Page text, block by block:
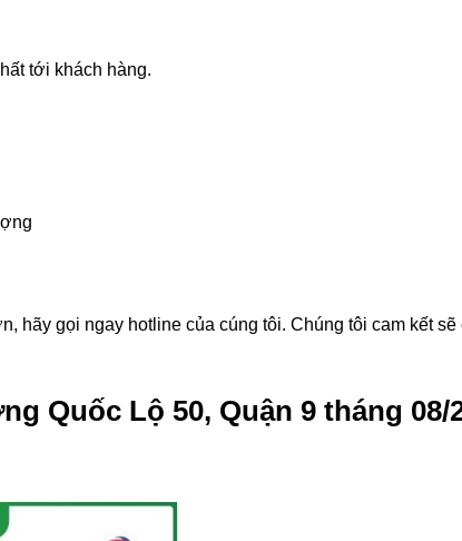
tới khách hàng.
hãy gọi ngay hotline của cúng tôi. Chúng tôi cam kết
Quốc Lộ 50, Quận 9 tháng 08/